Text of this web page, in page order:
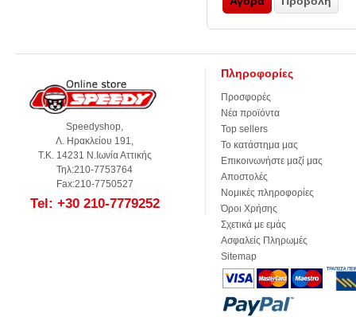
Speedyshop,
Λ. Ηρακλείου 191,
Τ.Κ. 14231 Ν.Ιωνία Αττικής
Τηλ:210-7753764
Fax:210-7750527
Tel: +30 210-7779252
Πληροφορίες
Προσφορές
Νέα προϊόντα
Top sellers
Το κατάστημα μας
Επικοινωνήστε μαζί μας
Αποστολές
Νομικές πληροφορίες
Όροι Χρήσης
Σχετικά με εμάς
Ασφαλείς Πληρωμές
Sitemap